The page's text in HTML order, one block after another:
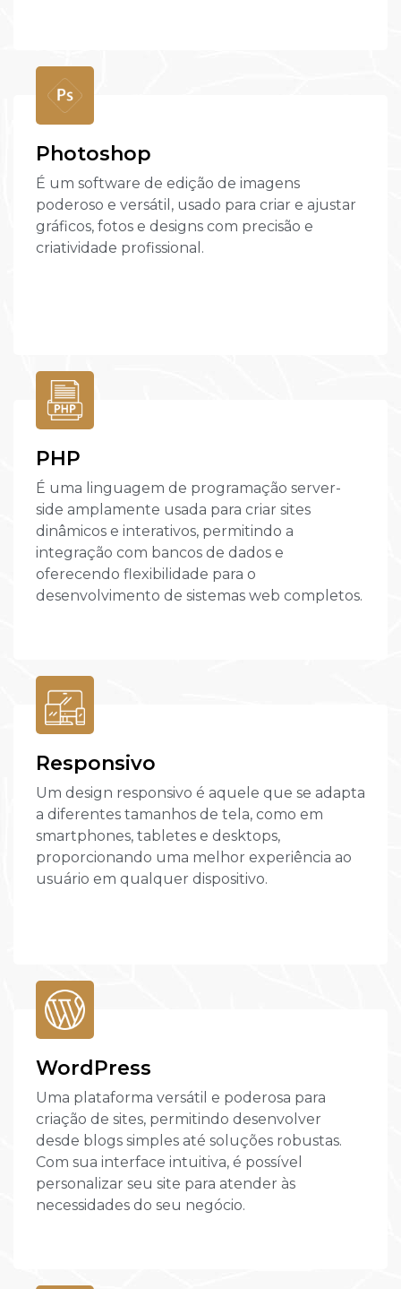
Photoshop
É um software de edição de imagens
poderoso e versátil, usado para criar e ajustar
gráficos, fotos e designs com precisão e
criatividade profissional.
PHP
É uma linguagem de programação server-
side amplamente usada para criar sites
dinâmicos e interativos, permitindo a
integração com bancos de dados e
oferecendo flexibilidade para o
desenvolvimento de sistemas web completos.
Responsivo
Um design responsivo é aquele que se adapta
a diferentes tamanhos de tela, como em
smartphones, tabletes e desktops,
proporcionando uma melhor experiência ao
usuário em qualquer dispositivo.
WordPress
Uma plataforma versátil e poderosa para
criação de sites, permitindo desenvolver
desde blogs simples até soluções robustas.
Com sua interface intuitiva, é possível
personalizar seu site para atender às
necessidades do seu negócio.